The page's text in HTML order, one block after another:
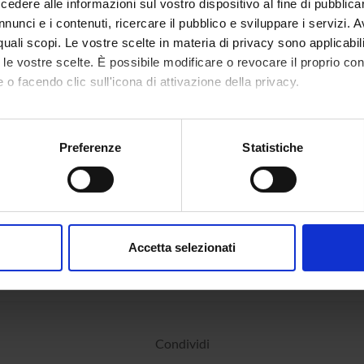
alle informazioni sul vostro dispositivo al fine di
e i contenuti, ricercare il pubblico e sviluppare i servizi.
scopi. Le vostre scelte in materia di privacy sono
vostre scelte. È possibile modificare o revocare il proprio
o facendo clic sull'icona di attivazione della privacy.
anche:
sulla tua posizione geografica, con un'approssimazione di
in qualsiasi momento dalla Dichiarazione sui cookie.
Preferenze Statistiche
Accetta selezionati
curriculum europeo (pdf, it, 45 KB,
Condividi